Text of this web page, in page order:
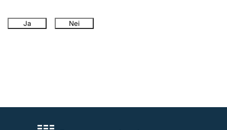
Ja Nei